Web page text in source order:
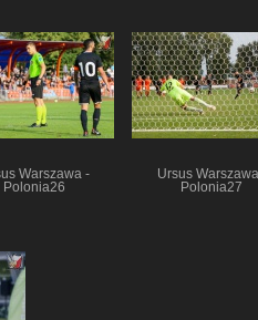
Warszawa -
Polonia26
Ursus
Polonia27